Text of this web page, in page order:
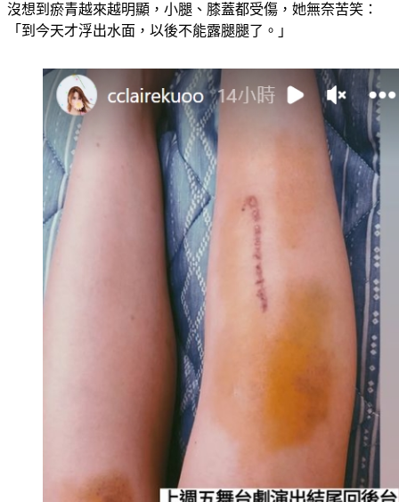
「到今天才浮出水面，以後不能露腿腿了。」